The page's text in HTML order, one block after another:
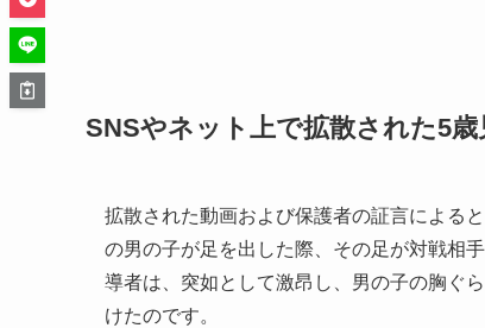
SNSやネット上で拡散された5歳
拡散された動画および保護者の証言による
の男の子が足を出した際、その足が対戦相
導者は、突如として激昂し、男の子の胸ぐ
けたのです。